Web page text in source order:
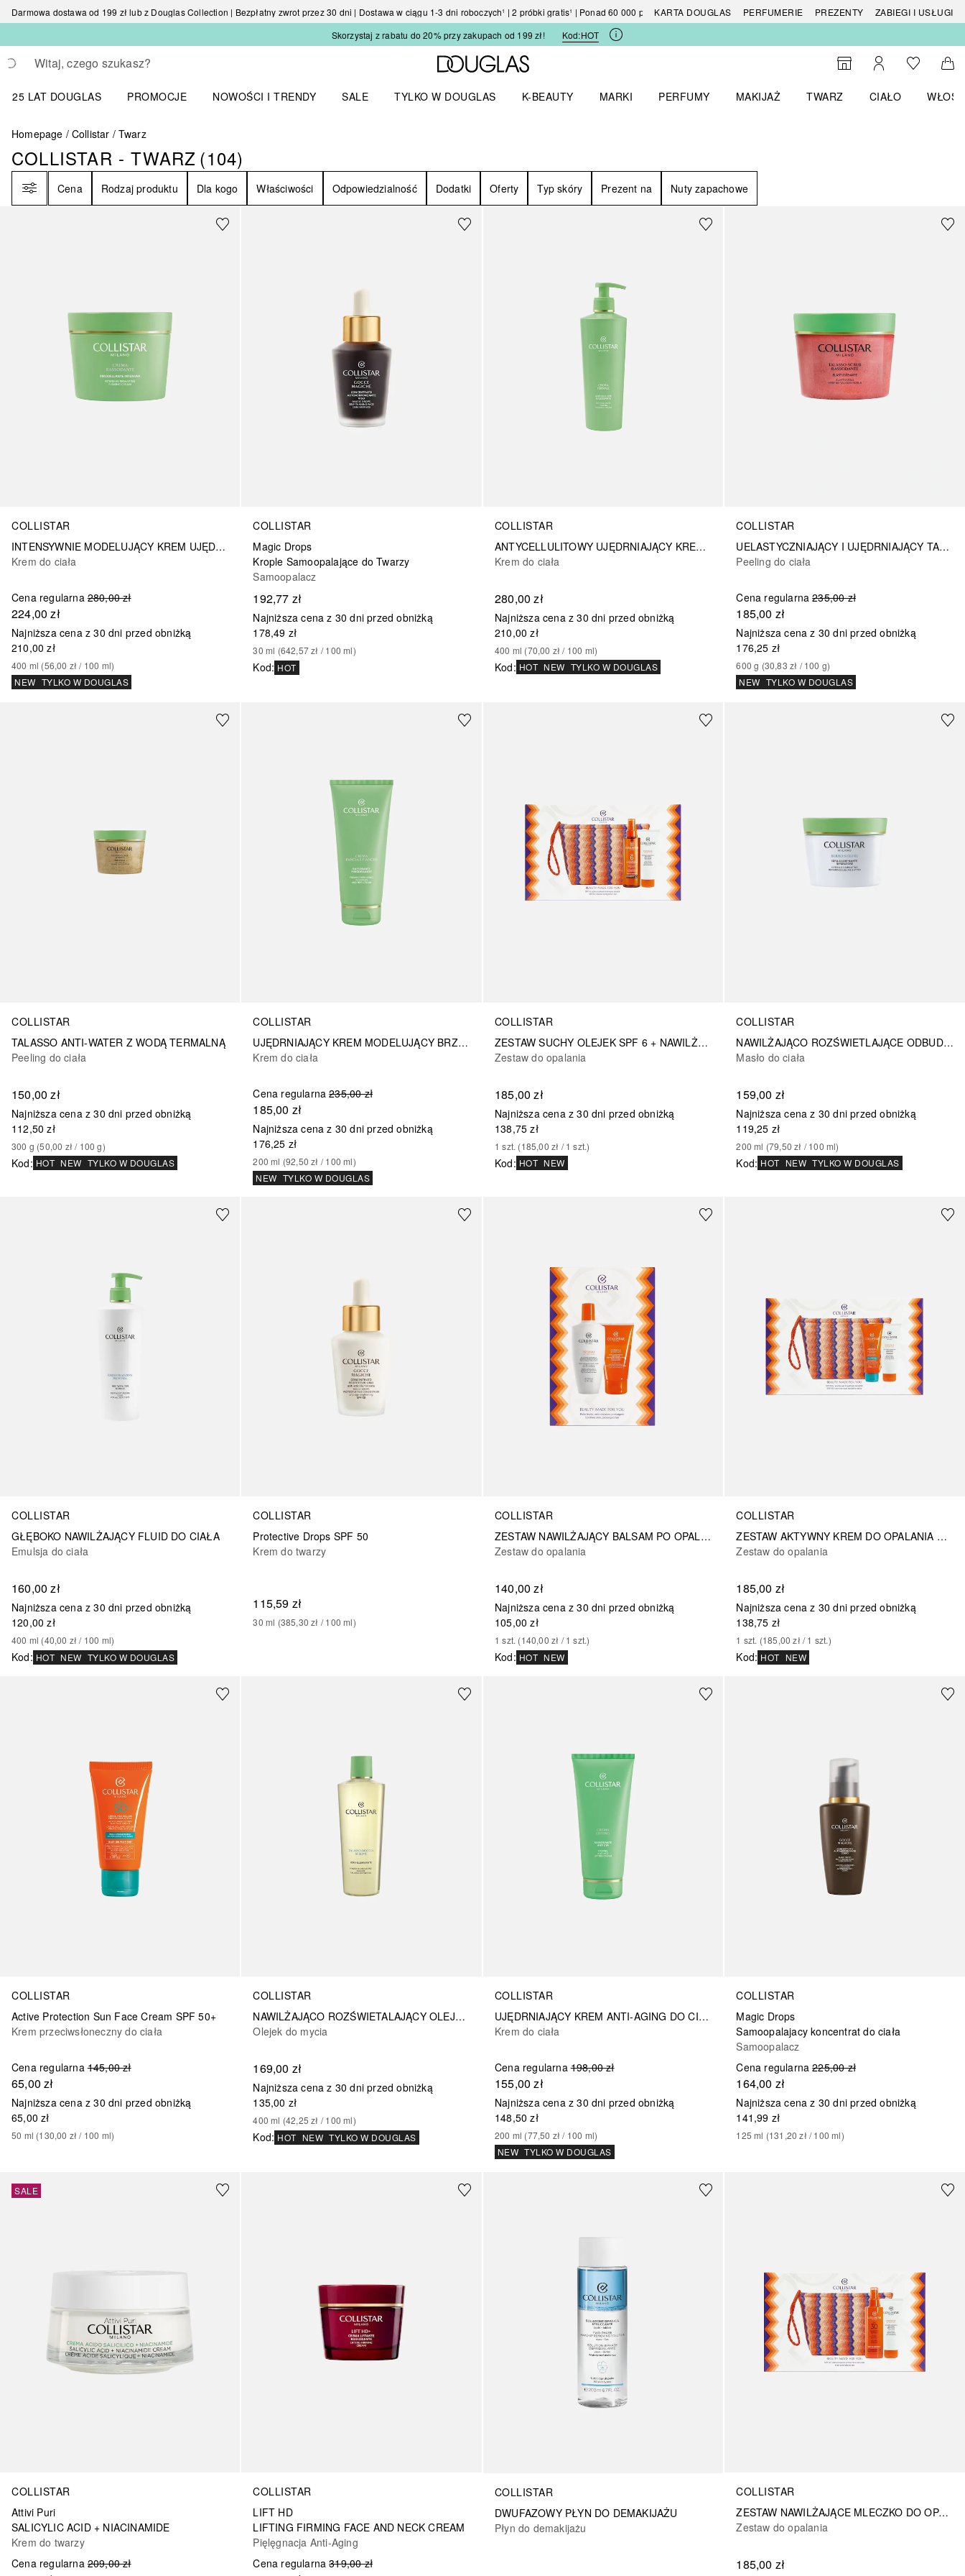
Darmowa dostawa od 199 zł lub z Douglas Collection | Bezpłatny zwrot przez 30 dni | Dostawa w ciągu 1-3 dni roboczych¹ | 2 próbki gratis¹ | Ponad 60 000 produktówKARTA DOUGLAS PERFUMERIE PREZENTY
ZABIEGI I USŁUGI
Skorzystaj z rabatu do 20% przy zakupach od 199 zł!
Kod:HOT
Wracać
Wykonaj wyszukiwanie
Strona główna Douglas
Do wyszukiwarki
Moje kontoDo listyDo
25 LAT DOUGLAS
PROMOCJE
NOWOŚCI I TRENDY
SALE
TYLKO W DOUGLAS
K-BEAUTY
MARKI
PERFUMY
MAKIJAŻ
TWARZ
CIAŁO
WŁOSY
Homepage
Collistar Twarz
COLLISTAR - TWARZ104
COLLISTAR - TWARZ (104)
Cena Rodzaj produktu Dla kogo Właściwości Odpowiedzialność Dodatki Oferty Typ skóry Prezent na Nuty zapachowe
COLLISTAR
INTENSYWNIE MODELUJĄCY KREM UJĘDRNIAJĄCY
Krem do ciała
Cena regularna 280,00 zł
224,00 zł
Najniższa cena z 30 dni przed obniżką
210,00 zł
400 ml (56,00 zł / 100 ml)
NEW TYLKO W DOUGLAS
COLLISTAR
Magic Drops
Krople Samoopalające do Twarzy
Samoopalacz
192,77 zł
Najniższa cena z 30 dni przed obniżką
178,49 zł
30 ml (642,57 zł / 100 ml)
Kod: HOT
COLLISTAR
ANTYCELLULITOWY UJĘDRNIAJĄCY KREM TERMALNY
Krem do ciała
280,00 zł
Najniższa cena z 30 dni przed obniżką
210,00 zł
400 ml (70,00 zł / 100 ml)
Kod: HOT NEW TYLKO W DOUGLAS
COLLISTAR
UELASTYCZNIAJĄCY I UJĘDRNIAJĄCY TALASSO-SCRUB
Peeling do ciała
Cena regularna 235,00 zł
185,00 zł
Najniższa cena z 30 dni przed obniżką
176,25 zł
600 g (30,83 zł / 100 g)
NEW TYLKO W DOUGLAS
COLLISTAR
TALASSO ANTI-WATER Z WODĄ TERMALNĄ
Peeling do ciała
150,00 zł
Najniższa cena z 30 dni przed obniżką
112,50 zł
300 g (50,00 zł / 100 g)
Kod: HOT NEW TYLKO W DOUGLAS
COLLISTAR
UJĘDRNIAJĄCY KREM MODELUJĄCY BRZUCH I BIODRA
Krem do ciała
Cena regularna 235,00 zł
185,00 zł
Najniższa cena z 30 dni przed obniżką
176,25 zł
200 ml (92,50 zł / 100 ml)
NEW TYLKO W DOUGLAS
COLLISTAR
ZESTAW SUCHY OLEJEK SPF 6 + NAWILŻAJĄCY KREM PO OPALANIU + KOSMETYCZKA
Zestaw do opalania
185,00 zł
Najniższa cena z 30 dni przed obniżką
138,75 zł
1 szt. (185,00 zł / 1 szt.)
Kod: HOT NEW
COLLISTAR
NAWILŻAJĄCO ROZŚWIETLAJĄCE ODBUDOWUJĄCE MASŁO SUBLIME
Masło do ciała
159,00 zł
Najniższa cena z 30 dni przed obniżką
119,25 zł
200 ml (79,50 zł / 100 ml)
Kod: HOT NEW TYLKO W DOUGLAS
COLLISTAR
GŁĘBOKO NAWILŻAJĄCY FLUID DO CIAŁA
Emulsja do ciała
160,00 zł
Najniższa cena z 30 dni przed obniżką
120,00 zł
400 ml (40,00 zł / 100 ml)
Kod: HOT NEW TYLKO W DOUGLAS
COLLISTAR
Protective Drops SPF 50
Krem do twarzy
115,59 zł
30 ml (385,30 zł / 100 ml)
COLLISTAR
ZESTAW NAWILŻAJĄCY BALSAM PO OPALANIU 200 ML + ŻEL/SZAMPON PO OPALANIU 150 ML
Zestaw do opalania
140,00 zł
Najniższa cena z 30 dni przed obniżką
105,00 zł
1 szt. (140,00 zł / 1 szt.)
Kod: HOT NEW
COLLISTAR
ZESTAW AKTYWNY KREM DO OPALANIA TWARZ/CIAŁO SPF 50+ + NAWILŻAJĄCY BALSAM PO OPALANIU + KOSMETYCZKA
Zestaw do opalania
185,00 zł
Najniższa cena z 30 dni przed obniżką
138,75 zł
1 szt. (185,00 zł / 1 szt.)
Kod: HOT NEW
COLLISTAR
Active Protection Sun Face Cream SPF 50+
Krem przeciwsłoneczny do ciała
Cena regularna 145,00 zł
65,00 zł
Najniższa cena z 30 dni przed obniżką
65,00 zł
50 ml (130,00 zł / 100 ml)
COLLISTAR
NAWILŻAJĄCO ROZŚWIETALAJĄCY OLEJEK TALASSO
Olejek do mycia
169,00 zł
Najniższa cena z 30 dni przed obniżką
135,00 zł
400 ml (42,25 zł / 100 ml)
Kod: HOT NEW TYLKO W DOUGLAS
COLLISTAR
UJĘDRNIAJĄCY KREM ANTI-AGING DO CIAŁA
Krem do ciała
Cena regularna 198,00 zł
155,00 zł
Najniższa cena z 30 dni przed obniżką
148,50 zł
200 ml (77,50 zł / 100 ml)
NEW TYLKO W DOUGLAS
COLLISTAR
Magic Drops
Samoopalajacy koncentrat do ciała
Samoopalacz
Cena regularna 225,00 zł
164,00 zł
Najniższa cena z 30 dni przed obniżką
141,99 zł
125 ml (131,20 zł / 100 ml)
COLLISTAR
Attivi Puri
SALICYLIC ACID + NIACINAMIDE
Krem do twarzy
Cena regularna 209,00 zł
SALE
COLLISTAR
LIFT HD
LIFTING FIRMING FACE AND NECK CREAM
Pięlęgnacja Anti-Aging
Cena regularna 319,00 zł
COLLISTAR
DWUFAZOWY PŁYN DO DEMAKIJAŻU
Płyn do demakijażu
COLLISTAR
ZESTAW NAWILŻAJĄCE MLECZKO DO OPALANIA TWARZ/CIAŁO SPF SPF 30 + NAWILŻAJĄCY KREM PO OPALANIU + KOSMETYCZKA
Zestaw do opalania
185,00 zł